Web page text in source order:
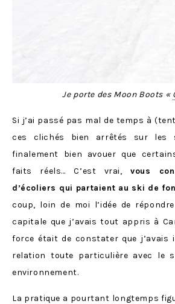
Je porte des Moon Boots «
Si j’ai passé pas mal de temps à
ces clichés bien arrêtés sur les
finalement bien avouer que
faits réels… C’est vrai,vous
d’écoliers qui partaient au ski de
coup, loin de moi l’idée de
capitale que j’avais tout appris à
force était de constater que j’avais
relation toute particulière avec le
environnement.
La pratique a pourtant longtemps